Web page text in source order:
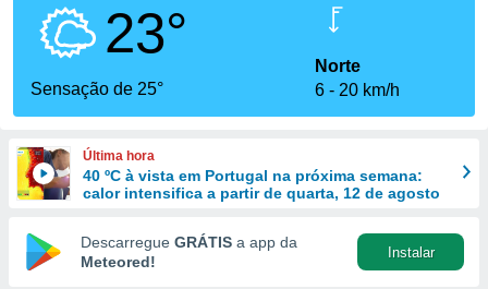
fornecidas
a este
das
e
forma
digital
23°
Sensação de 25°
Norte
6
20 km/h
Última hora
40 ºC à vista em Portugal na próxima semana:
calor intensifica a partir de quarta, 12 de agosto
Descarregue GRÁTIS a app da
Meteored!
Instalar